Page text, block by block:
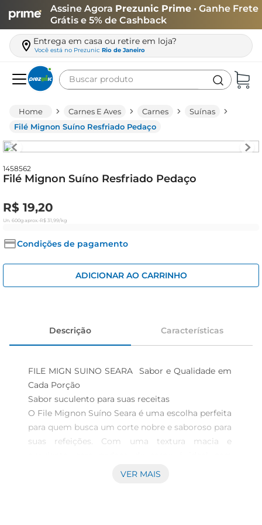
Assine Agora Prezunic Prime • Ganhe Frete
Grátis e 5% de Cashback
Entrega em casa ou retire em loja?
Você está no Prezunic Rio de Janeiro
Buscar produto
Carnes E Aves Carnes
Suínas
Filé Mignon Suíno Resfriado Pedaço
1458562
Filé Mignon Suíno Resfriado Pedaço
R$ 19,20
Un. 600g aprox. •R$ 31,99/kg
Condições de pagamento
ADICIONAR AO CARRINHO
Descrição Características
FILE MIGN SUINO SEARA  Sabor e Qualidade em
Cada Porção
Sabor suculento para suas receitas
O File Mignon Suíno Seara é uma escolha perfeita
para quem busca um corte nobre e saboroso para
suas refeições. Com uma textura macia e
preparar pratos especiais, seja em um almoço em
VER MAIS
leite
queijo
biscoito
azeite
arroz
iogurte